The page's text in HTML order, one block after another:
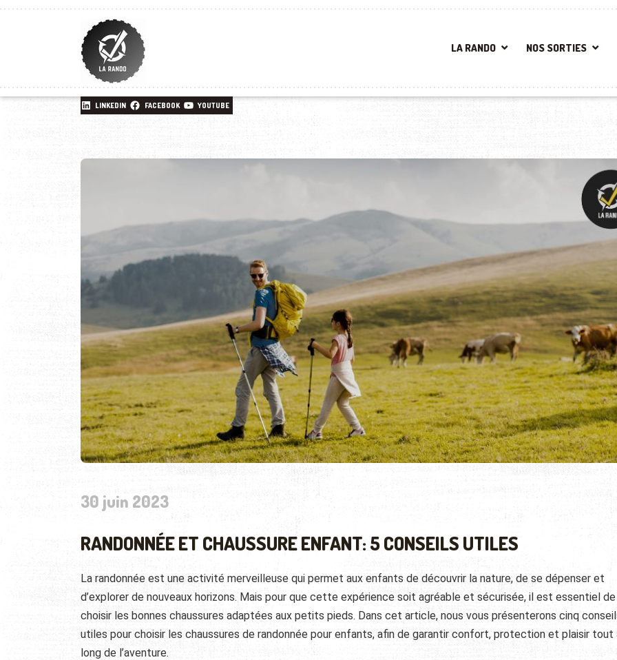
LA RANDO NOS SORTIES
LINKEDIN FACEBOOK YOUTUBE
30 juin 2023
RANDONNÉE ET CHAUSSURE ENFANT: 5 CONSEILS UTILES
La randonnée est une activité merveilleuse qui permet aux enfants de découvrir la nature, de se dépenser et
d’explorer de nouveaux horizons. Mais pour que cette expérience soit agréable et sécurisée, il est essentiel de
choisir les bonnes chaussures adaptées aux petits pieds. Dans cet article, nous vous présenterons cinq
utiles pour choisir les chaussures de randonnée pour enfants, afin de garantir confort, protection et plaisir tout
long de l’aventure.